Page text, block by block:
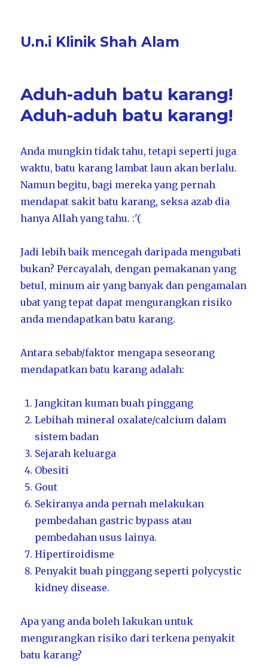
U.n.i Klinik Shah Alam
Aduh-aduh batu karang!
Aduh-aduh batu karang!
Anda mungkin tidak tahu, tetapi seperti juga
waktu, batu karang lambat laun akan berlalu.
Namun begitu, bagi mereka yang pernah
mendapat sakit batu karang, seksa azab dia
hanya Allah yang tahu. :'(
Jadi lebih baik mencegah daripada mengubati
bukan? Percayalah, dengan pemakanan yang
betul, minum air yang banyak dan pengamalan
ubat yang tepat dapat mengurangkan risiko
anda mendapatkan batu karang.
Antara sebab/faktor mengapa seseorang
mendapatkan batu karang adalah:
Jangkitan kuman buah pinggang
Lebihah mineral oxalate/calcium dalam
sistem badan
Sejarah keluarga
Obesiti
Gout
Sekiranya anda pernah melakukan
pembedahan gastric bypass atau
pembedahan usus lainya.
Hipertiroidisme
Penyakit buah pinggang seperti polycystic
kidney disease.
Apa yang anda boleh lakukan untuk
mengurangkan risiko dari terkena penyakit
batu karang?